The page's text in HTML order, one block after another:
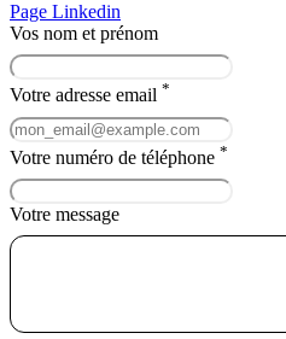
Page Linkedin
Vos nom et prénom
Votre adresse email *
Votre numéro de téléphone *
Votre message